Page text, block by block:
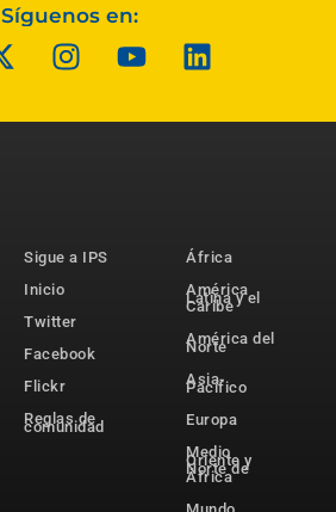
Síguenos en:
Sigue a IPS
Inicio
Twitter
Facebook
Flickr
Reglas de
comunidad
África
América
Latina y el
Caribe
América del
Norte
Asia-
Pacífico
Europa
Medio
Oriente y
Norte de
África